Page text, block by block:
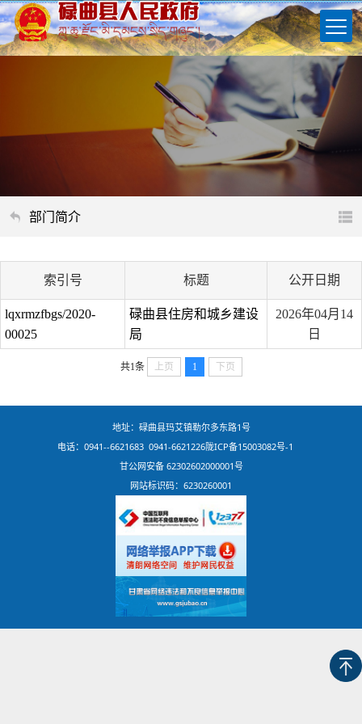
部门简介
索引号 标题 公开日期
lqxrmzfbgs/2020-
00025
碌曲县住房和城乡建设
局
2026年04月14
日
共1条 上页 1 下页
地址：碌曲县玛艾镇勒尔多东路1号
电话：0941--6621683 0941-6621226陇ICP备15003082号-1
甘公网安备 62302602000001号
网站标识码：6230260001